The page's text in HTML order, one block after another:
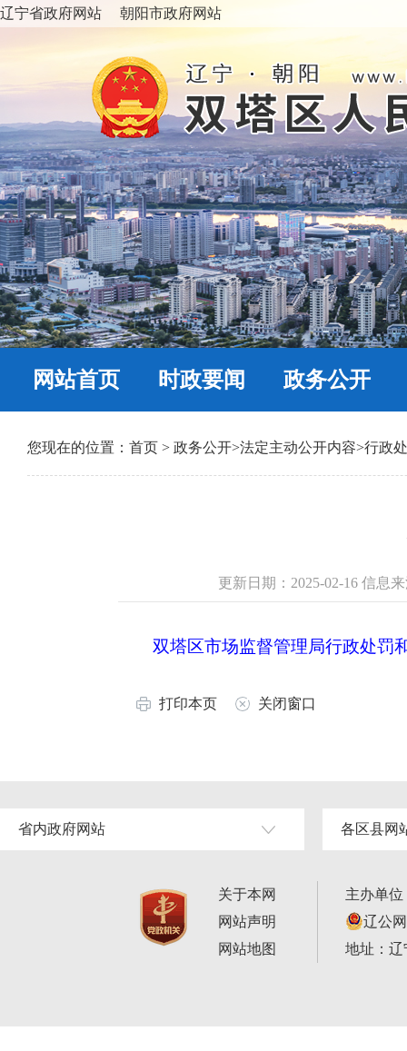
辽宁省政府网站 朝阳市政府网站
网站首页 时政要闻 政务公开
您现在的位置： 首页 > 政务公开>法定主动公开内容>行政
更新日期：2025-02-16 信息
双塔区市场监督管理局行政处罚
打印本页 关闭窗口
省内政府网站 各区县网
关于本网
网站声明
网站地图
主办单
辽公
地址：辽